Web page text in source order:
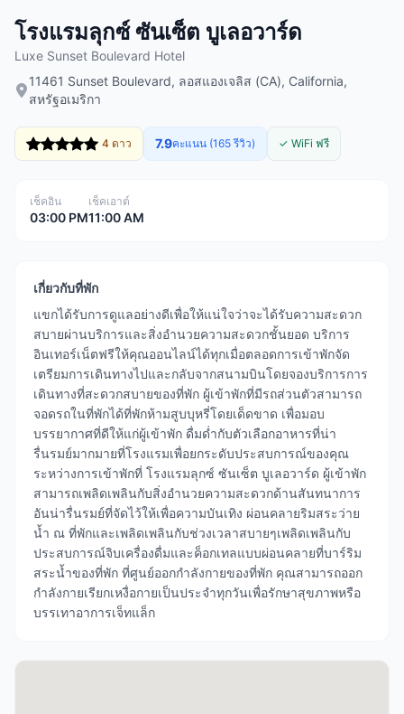
โรงแรมลุกซ์ ซันเซ็ต บูเลอวาร์ด
Luxe Sunset Boulevard Hotel
11461 Sunset Boulevard, ลอสแองเจลิส (CA), California,
สหรัฐอเมริกา
4 ดาว 7.9คะแนน (165 รีวิว) ✓ WiFi ฟรี
เช็คอิน
03:00 PM
เช็คเอาต์
11:00 AM
เกี่ยวกับที่พัก
แขกได้รับการดูแลอย่างดีเพื่อให้แน่ใจว่าจะได้รับความสะดวก
สบายผ่านบริการและสิ่งอำนวยความสะดวกชั้นยอด บริการ
อินเทอร์เน็ตฟรีให้คุณออนไลน์ได้ทุกเมื่อตลอดการเข้าพักจัด
เตรียมการเดินทางไปและกลับจากสนามบินโดยจองบริการการ
เดินทางที่สะดวกสบายของที่พัก ผู้เข้าพักที่มีรถส่วนตัวสามารถ
จอดรถในที่พักได้ที่พักห้ามสูบบุหรี่โดยเด็ดขาด เพื่อมอบ
บรรยากาศที่ดีให้แก่ผู้เข้าพัก ดื่มด่ำกับตัวเลือกอาหารที่น่า
รื่นรมย์มากมายที่โรงแรมเพื่อยกระดับประสบการณ์ของคุณ
ระหว่างการเข้าพักที่ โรงแรมลุกซ์ ซันเซ็ต บูเลอวาร์ด ผู้เข้าพัก
สามารถเพลิดเพลินกับสิ่งอำนวยความสะดวกด้านสันทนาการ
อันน่ารื่นรมย์ที่จัดไว้ให้เพื่อความบันเทิง ผ่อนคลายริมสระว่าย
น้ำ ณ ที่พักและเพลิดเพลินกับช่วงเวลาสบายๆเพลิดเพลินกับ
ประสบการณ์จิบเครื่องดื่มและค็อกเทลแบบผ่อนคลายที่บาร์ริม
สระน้ำของที่พัก ที่ศูนย์ออกกำลังกายของที่พัก คุณสามารถออก
กำลังกายเรียกเหงื่อกายเป็นประจำทุกวันเพื่อรักษาสุขภาพหรือ
บรรเทาอาการเจ็ทแล็ก